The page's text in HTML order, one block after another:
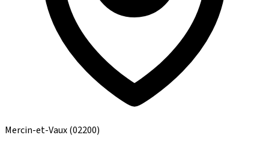
Mercin-et-Vaux(02200)